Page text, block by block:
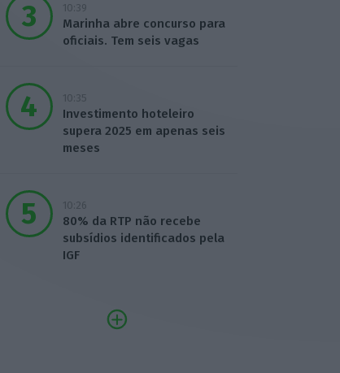
10:39
Marinha abre concurso para
oficiais. Tem seis vagas
10:35
Investimento hoteleiro
supera 2025 em apenas seis
meses
10:26
80% da RTP não recebe
subsídios identificados pela
IGF